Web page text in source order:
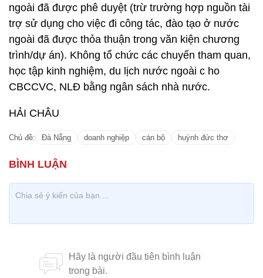
ngoài đã được phê duyệt (trừ trường hợp nguồn tài
trợ sử dụng cho việc đi công tác, đào tạo ở nước
ngoài đã được thỏa thuận trong văn kiện chương
trình/dự án). Không tổ chức các chuyến tham quan,
học tập kinh nghiệm, du lịch nước ngoài c ho
CBCCVC, NLĐ bằng ngân sách nhà nước.
HẢI CHÂU
Chủ đề: Đà Nẵng doanh nghiệp cán bộ huỳnh đức thơ